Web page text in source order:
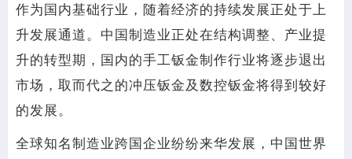
作为国内基础行业，随着经济的持续发展正处于上
升发展通道。中国制造业正处在结构调整、产业提
升的转型期，国内的手工钣金制作行业将逐步退出
市场，取而代之的冲压钣金及数控钣金将得到较好
的发展。
全球知名制造业跨国企业纷纷来华发展，中国世界